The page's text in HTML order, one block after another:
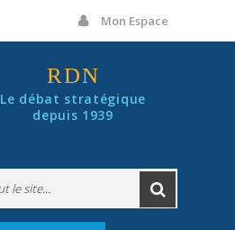
Mon Espace
RDN
Le débat stratégique
depuis 1939